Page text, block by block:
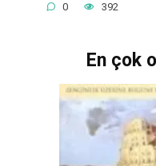
0 392
En çok